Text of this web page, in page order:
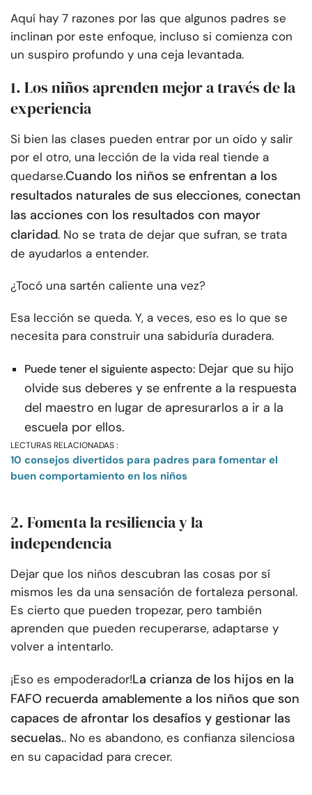
Aquí hay 7 razones por las que algunos padres se
inclinan por este enfoque, incluso si comienza con
un suspiro profundo y una ceja levantada.
1. Los niños aprenden mejor a través de la
experiencia
Si bien las clases pueden entrar por un oído y salir
por el otro, una lección de la vida real tiende a
quedarse.Cuando los niños se enfrentan a los
resultados naturales de sus elecciones, conectan
las acciones con los resultados con mayor
claridad. No se trata de dejar que sufran, se trata
de ayudarlos a entender.
¿Tocó una sartén caliente una vez?
Esa lección se queda. Y, a veces, eso es lo que se
necesita para construir una sabiduría duradera.
Puede tener el siguiente aspecto: Dejar que su hijo
olvide sus deberes y se enfrente a la respuesta
del maestro en lugar de apresurarlos a ir a la
escuela por ellos.
LECTURAS RELACIONADAS :
10 consejos divertidos para padres para fomentar el
buen comportamiento en los niños
2. Fomenta la resiliencia y la
independencia
Dejar que los niños descubran las cosas por sí
mismos les da una sensación de fortaleza personal.
Es cierto que pueden tropezar, pero también
aprenden que pueden recuperarse, adaptarse y
volver a intentarlo.
¡Eso es empoderador!La crianza de los hijos en la
FAFO recuerda amablemente a los niños que son
capaces de afrontar los desafíos y gestionar las
secuelas.. No es abandono, es confianza silenciosa
en su capacidad para crecer.